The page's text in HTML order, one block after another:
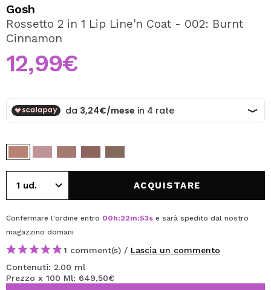
Creando un account su Maquibeauty.it potrai fare i tuoi
acquisti velocemente, controllare lo stato dei tuoi ordini e
Gosh
Rossetto 2 in 1 Lip Line'n Coat - 002: Burnt
Cinnamon
12,99€
ACQUISTARE
Confermare l'ordine entro 00h:22m:53s e sarà spedito dal nostro
magazzino domani
1 comment(s) / Lascia un commento
Contenuti: 2.00 ml
Prezzo x 100 Ml: 649,50€